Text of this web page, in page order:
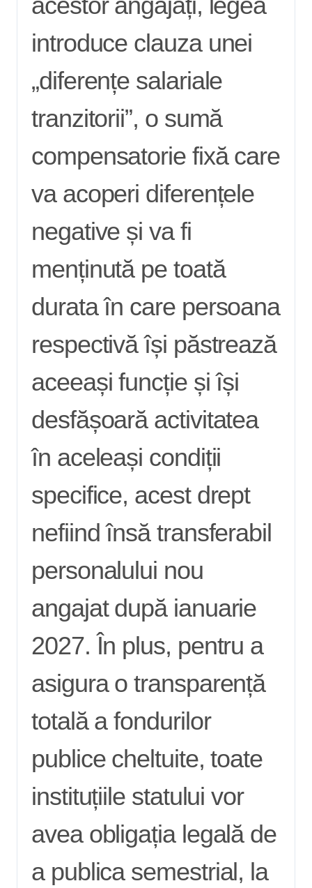
introduce clauza unei
„diferențe salariale
tranzitorii”, o sumă
compensatorie fixă care
va acoperi diferențele
negative și va fi
menținută pe toată
durata în care persoana
respectivă își păstrează
aceeași funcție și își
desfășoară activitatea
în aceleași condiții
specifice, acest drept
nefiind însă transferabil
personalului nou
angajat după ianuarie
2027. În plus, pentru a
asigura o transparență
totală a fondurilor
publice cheltuite, toate
instituțiile statului vor
avea obligația legală de
a publica semestrial, la